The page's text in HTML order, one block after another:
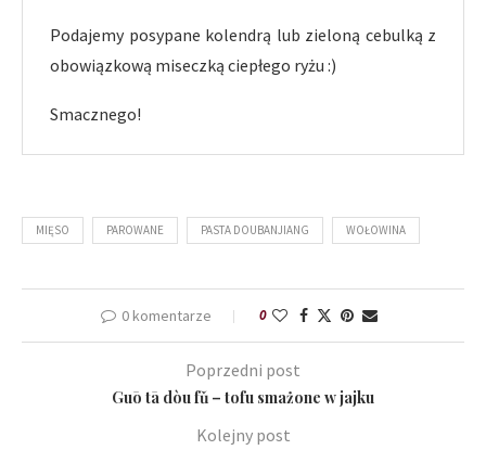
Podajemy posypane kolendrą lub zieloną cebulką z
obowiązkową miseczką ciepłego ryżu :)
Smacznego!
MIĘSO PAROWANE PASTA DOUBANJIANG WOŁOWINA
0 komentarze 0
Poprzedni post
Guō tā dòu fǔ – tofu smażone w jajku
Kolejny post